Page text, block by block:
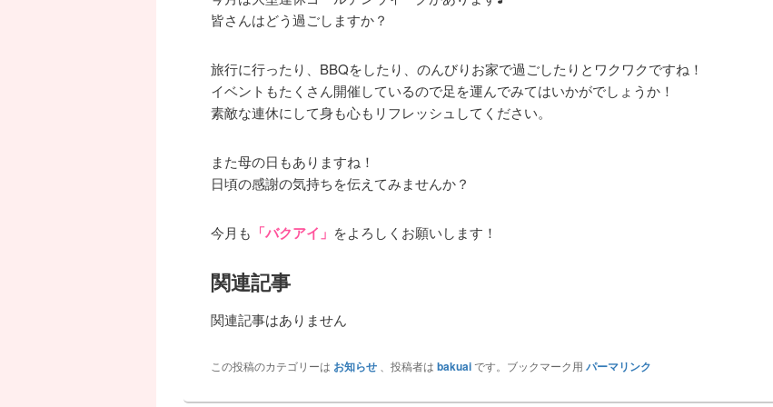
皆さんはどう過ごしますか？
旅行に行ったり、BBQをしたり、のんびりお家で過ごしたりとワクワクですね！
イベントもたくさん開催しているので足を運んでみてはいかがでしょうか！
素敵な連休にして身も心もリフレッシュしてください。
また母の日もありますね！
日頃の感謝の気持ちを伝えてみませんか？
今月も 「バクアイ」 をよろしくお願いします！
関連記事
関連記事はありません
この投稿のカテゴリーは お知らせ 、投稿者は bakuaiです。ブックマーク用 パーマリンク